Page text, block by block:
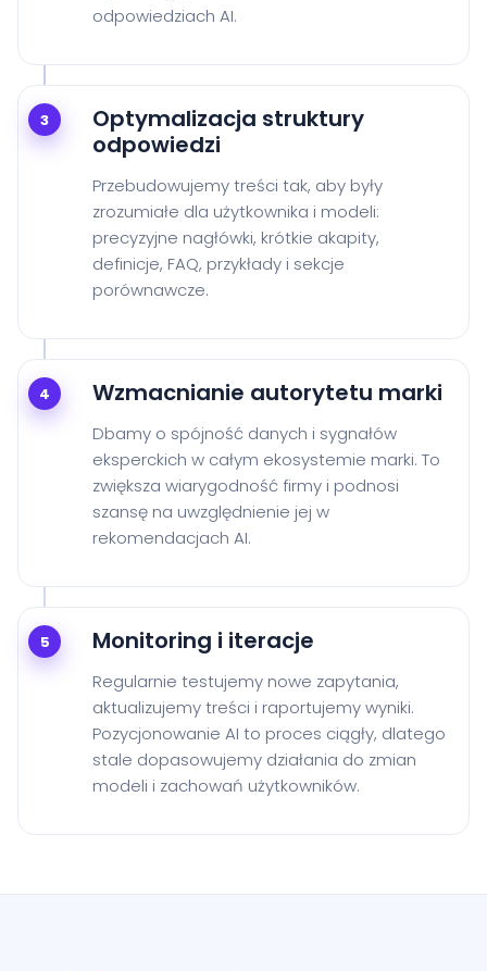
odpowiedziach AI.
3
Optymalizacja struktury
odpowiedzi
Przebudowujemy treści tak, aby były
zrozumiałe dla użytkownika i modeli:
precyzyjne nagłówki, krótkie akapity,
definicje, FAQ, przykłady i sekcje
porównawcze.
4 Wzmacnianie autorytetu marki
Dbamy o spójność danych i sygnałów
eksperckich w całym ekosystemie marki. To
zwiększa wiarygodność firmy i podnosi
szansę na uwzględnienie jej w
rekomendacjach AI.
5 Monitoring i iteracje
Regularnie testujemy nowe zapytania,
aktualizujemy treści i raportujemy wyniki.
Pozycjonowanie AI to proces ciągły, dlatego
stale dopasowujemy działania do zmian
modeli i zachowań użytkowników.